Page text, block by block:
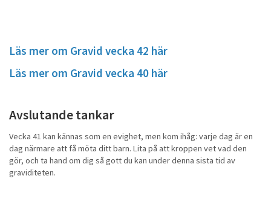
Läs mer om Gravid vecka 42 här
Läs mer om Gravid vecka 40 här
Avslutande tankar
Vecka 41 kan kännas som en evighet, men kom ihåg: varje dag är en
dag närmare att få möta ditt barn. Lita på att kroppen vet vad den
gör, och ta hand om dig så gott du kan under denna sista tid av
graviditeten.